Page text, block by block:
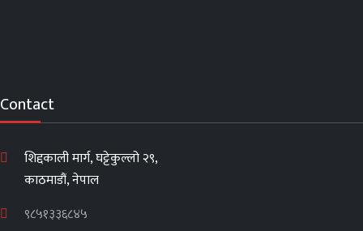
Contact
शिद्दकाली मार्ग, घट्टेकुल्लो २९,
काठमाडौं, नेपाल
९८५१३३६८४५